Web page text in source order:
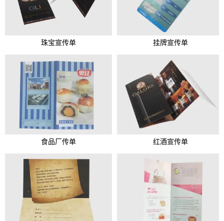
珠宝宣传单 挂牌宣传单
食品厂传单 红酒宣传单